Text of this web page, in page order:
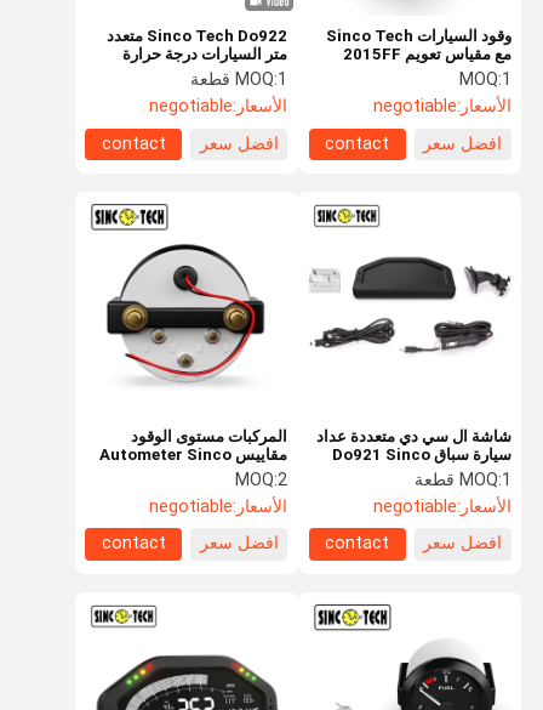
Sinco Tech Do922 متعدد
متر السيارات درجة حرارة
المياه سباق السيارات شاشة
عرض لوحة القيادة
MOQ:1 قطعة
الأسعار:negotiable
افضل سعر
contact
وقود السيارات Sinco Tech
مع مقياس تعويم 2015FF
52mm 12V السيارات
MOQ:1
الأسعار:negotiable
افضل سعر
contact
المركبات مستوى الوقود
مقاييس Autometer Sinco
Tech 2015BB 52mm Auto
Mobile 12V
MOQ:2
الأسعار:negotiable
افضل سعر
contact
شاشة ال سي دي متعددة عداد
سيارة سباق Do921 Sinco
Tech OBD2 Rpm9000
MOQ:1 قطعة
الأسعار:negotiable
افضل سعر
contact